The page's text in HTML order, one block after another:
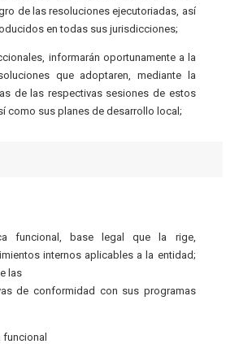
de las resoluciones ejecutoriadas, así
en todas sus jurisdicciones;
informarán oportunamente a la
que adoptaren, mediante la
de las respectivas sesiones de estos
como sus planes de desarrollo local;
funcional, base legal que la rige,
internos aplicables a la entidad;
las
de conformidad con sus programas
funcional